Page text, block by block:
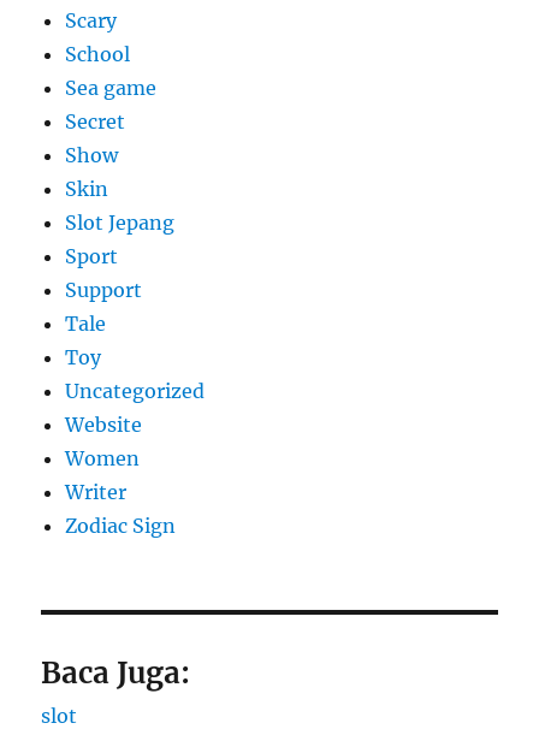
Scary
School
Sea game
Secret
Show
Skin
Slot Jepang
Sport
Support
Tale
Toy
Uncategorized
Website
Women
Writer
Zodiac Sign
Baca Juga:
slot